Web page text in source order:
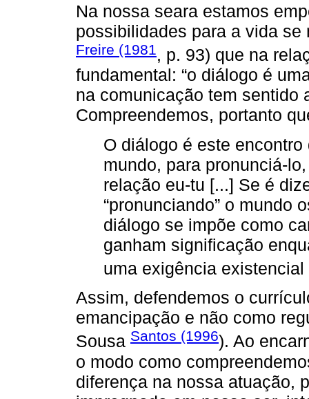
Na nossa seara estamos
possibilidades para a vida
Freire (1981, p. 93) que na
fundamental: “o diálogo é
na comunicação tem sentido
Compreendemos, portanto
O diálogo é este
mundo, para pronunciá-
relação eu-tu [...] Se é
“pronunciando” o mundo
diálogo se impõe como
ganham significação
uma exigência existencial
Assim, defendemos o
emancipação e não como
Sousa Santos (1996). Ao
o modo como
diferença na nossa atuação,